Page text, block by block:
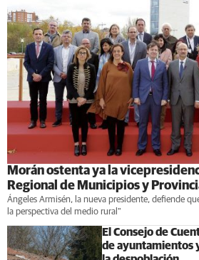
Morán ostenta ya la
Regional de Municipios y
Ángeles Armisén, la nueva presidente, defiende
la perspectiva del medio rural"
El Consejo de
de ayuntamientos